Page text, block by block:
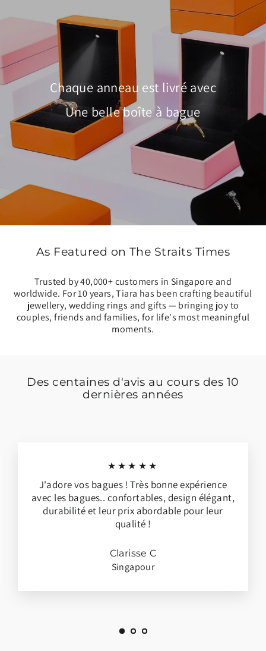
Chaque anneau est livré avec
Une belle boîte à bague
As Featured on The Straits Times
Trusted by 40,000+ customers in Singapore and
worldwide. For 10 years, Tiara has been crafting beautiful
jewellery, wedding rings and gifts — bringing joy to
couples, friends and families, for life's most meaningful
moments.
Des centaines d'avis au cours des 10
dernières années
★★★★★
J'adore vos bagues ! Très bonne expérience
avec les bagues.. confortables, design élégant,
durabilité et leur prix abordable pour leur
qualité !
Clarisse C
Singapour